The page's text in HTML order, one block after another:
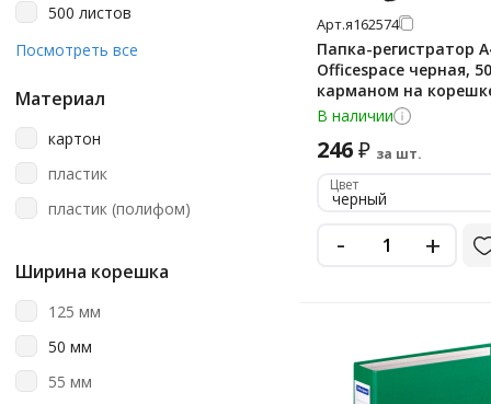
многоцветный рисунок
мрамор
мятный
оранжевый
персиковый
салатовый
серый
синий
синий мрамор
500 листов
550 листов
750 листов
Посмотреть все
Материал
картон
пластик
пластик (полифом)
Ширина корешка
125 мм
50 мм
55 мм
Арт.я162574
Папка-регистратор
Officespace черная,
карманом на
В наличии
246₽ за шт.
Цвет
черный
- +